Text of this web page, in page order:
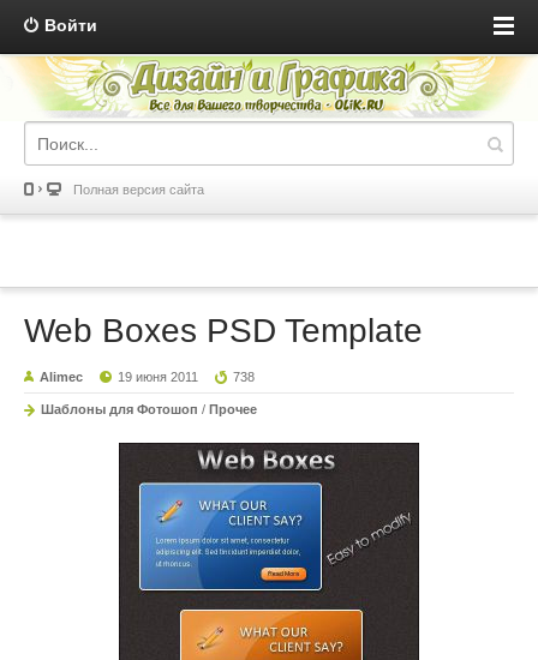
Войти
Полная версия сайта
Web Boxes PSD Template
Alimec 19 июня 2011 738
Шаблоны для Фотошоп / Прочее